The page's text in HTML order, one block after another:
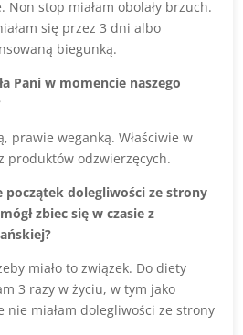
Non stop miałam obolały brzuch.
się przez 3 dni albo
biegunką.
Pani w momencie naszego
prawie weganką. Właściwie w
produktów odzwierzęcych.
początek dolegliwości ze strony
zbiec się w czasie z
miało to związek. Do diety
3 razy w życiu, w tym jako
nie miałam dolegliwości ze strony